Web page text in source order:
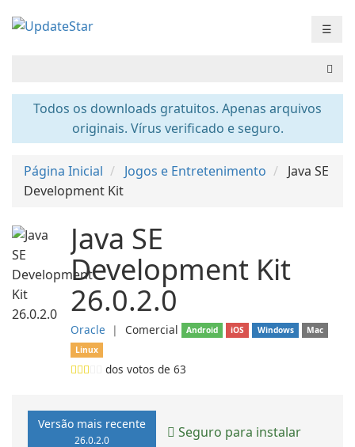
☰
Todos os downloads gratuitos. Apenas arquivos
originais. Vírus verificado e seguro.
Página Inicial Jogos e Entretenimento
Java SE
Development Kit
Java SE
Development Kit
26.0.2.0
Oracle ❘ Comercial Android iOS Windows
Mac
Linux
dos votos de 63
Versão mais recente
26.0.2.0 Seguro para instalar